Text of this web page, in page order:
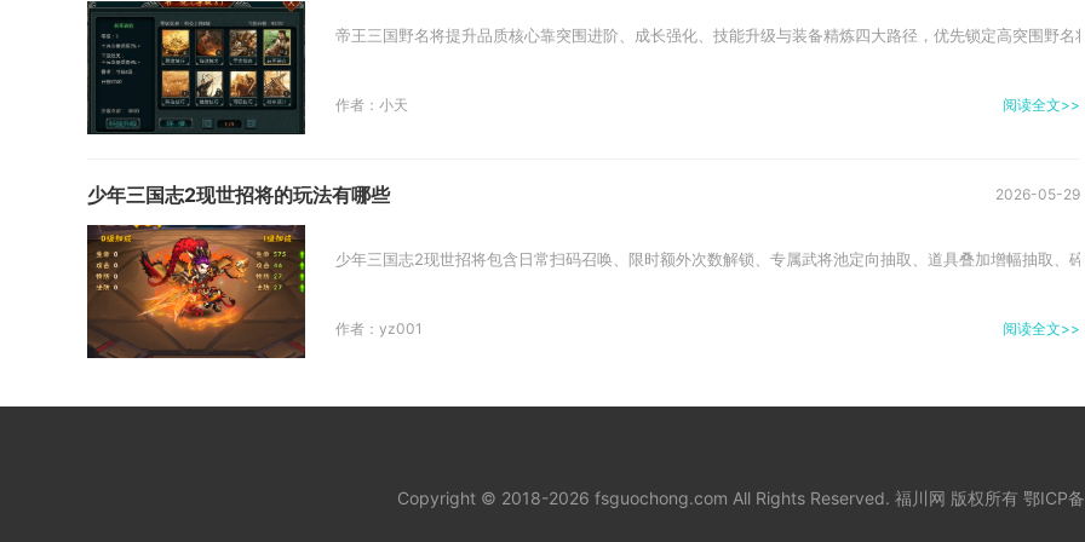
帝王三国野名将提升品质核心靠突围进阶、成长强化、技能升级与装备精炼四大路径，优先锁定高突围野
作者：小天 阅读全文>>
少年三国志2现世招将的玩法有哪些 2026-05-29
少年三国志2现世招将包含日常扫码召唤、限时额外次数解锁、专属武将池定向抽取、道具叠加增幅抽取
作者：yz001 阅读全文>>
Copyright © 2018-2026 fsguochong.com All Rights Reserved. 福川网 版权所有 鄂ICP